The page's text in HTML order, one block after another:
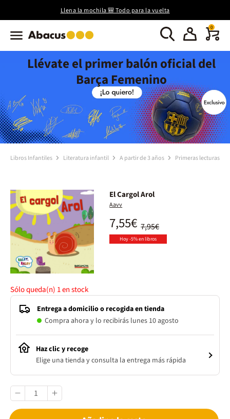
Llena la mochila 🎒 Todo para la vuelta
0
Llévate el primer balón oficial del
Barça Femenino
Libros Infantiles Literatura infantil A partir de 3 años Primeras lecturas
El Cargol Arol
Aavv
7,95€
7,55€
Hoy -5% en libros
Sólo queda(n) 1en stock
Entrega a domicilio o recogida en tienda
Compra ahora y lo recibirás lunes 10 agosto
Haz clic y recoge
Elige una tienda y consulta la entrega más rápida